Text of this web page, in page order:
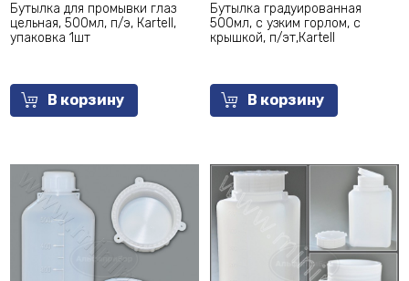
Бутылка для промывки глаз
цельная, 500мл, п/э, Кartell,
упаковка 1шт
В корзину
Бутылка градуированная
500мл, с узким горлом, с
крышкой, п/эт,Кartell
В корзину